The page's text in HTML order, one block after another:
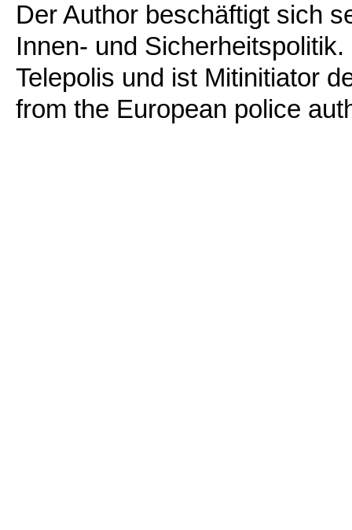
Der Author beschäftigt sich
Innen- und
Telepolis und ist Mitinitiator
from the European police